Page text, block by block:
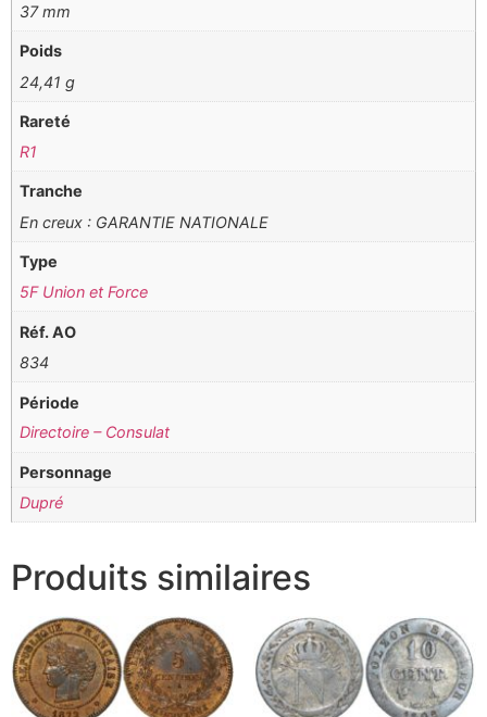
37 mm
Poids
24,41 g
Rareté
R1
Tranche
En creux : GARANTIE NATIONALE
Type
5F Union et Force
Réf. AO
834
Période
Directoire – Consulat
Personnage
Dupré
Produits similaires